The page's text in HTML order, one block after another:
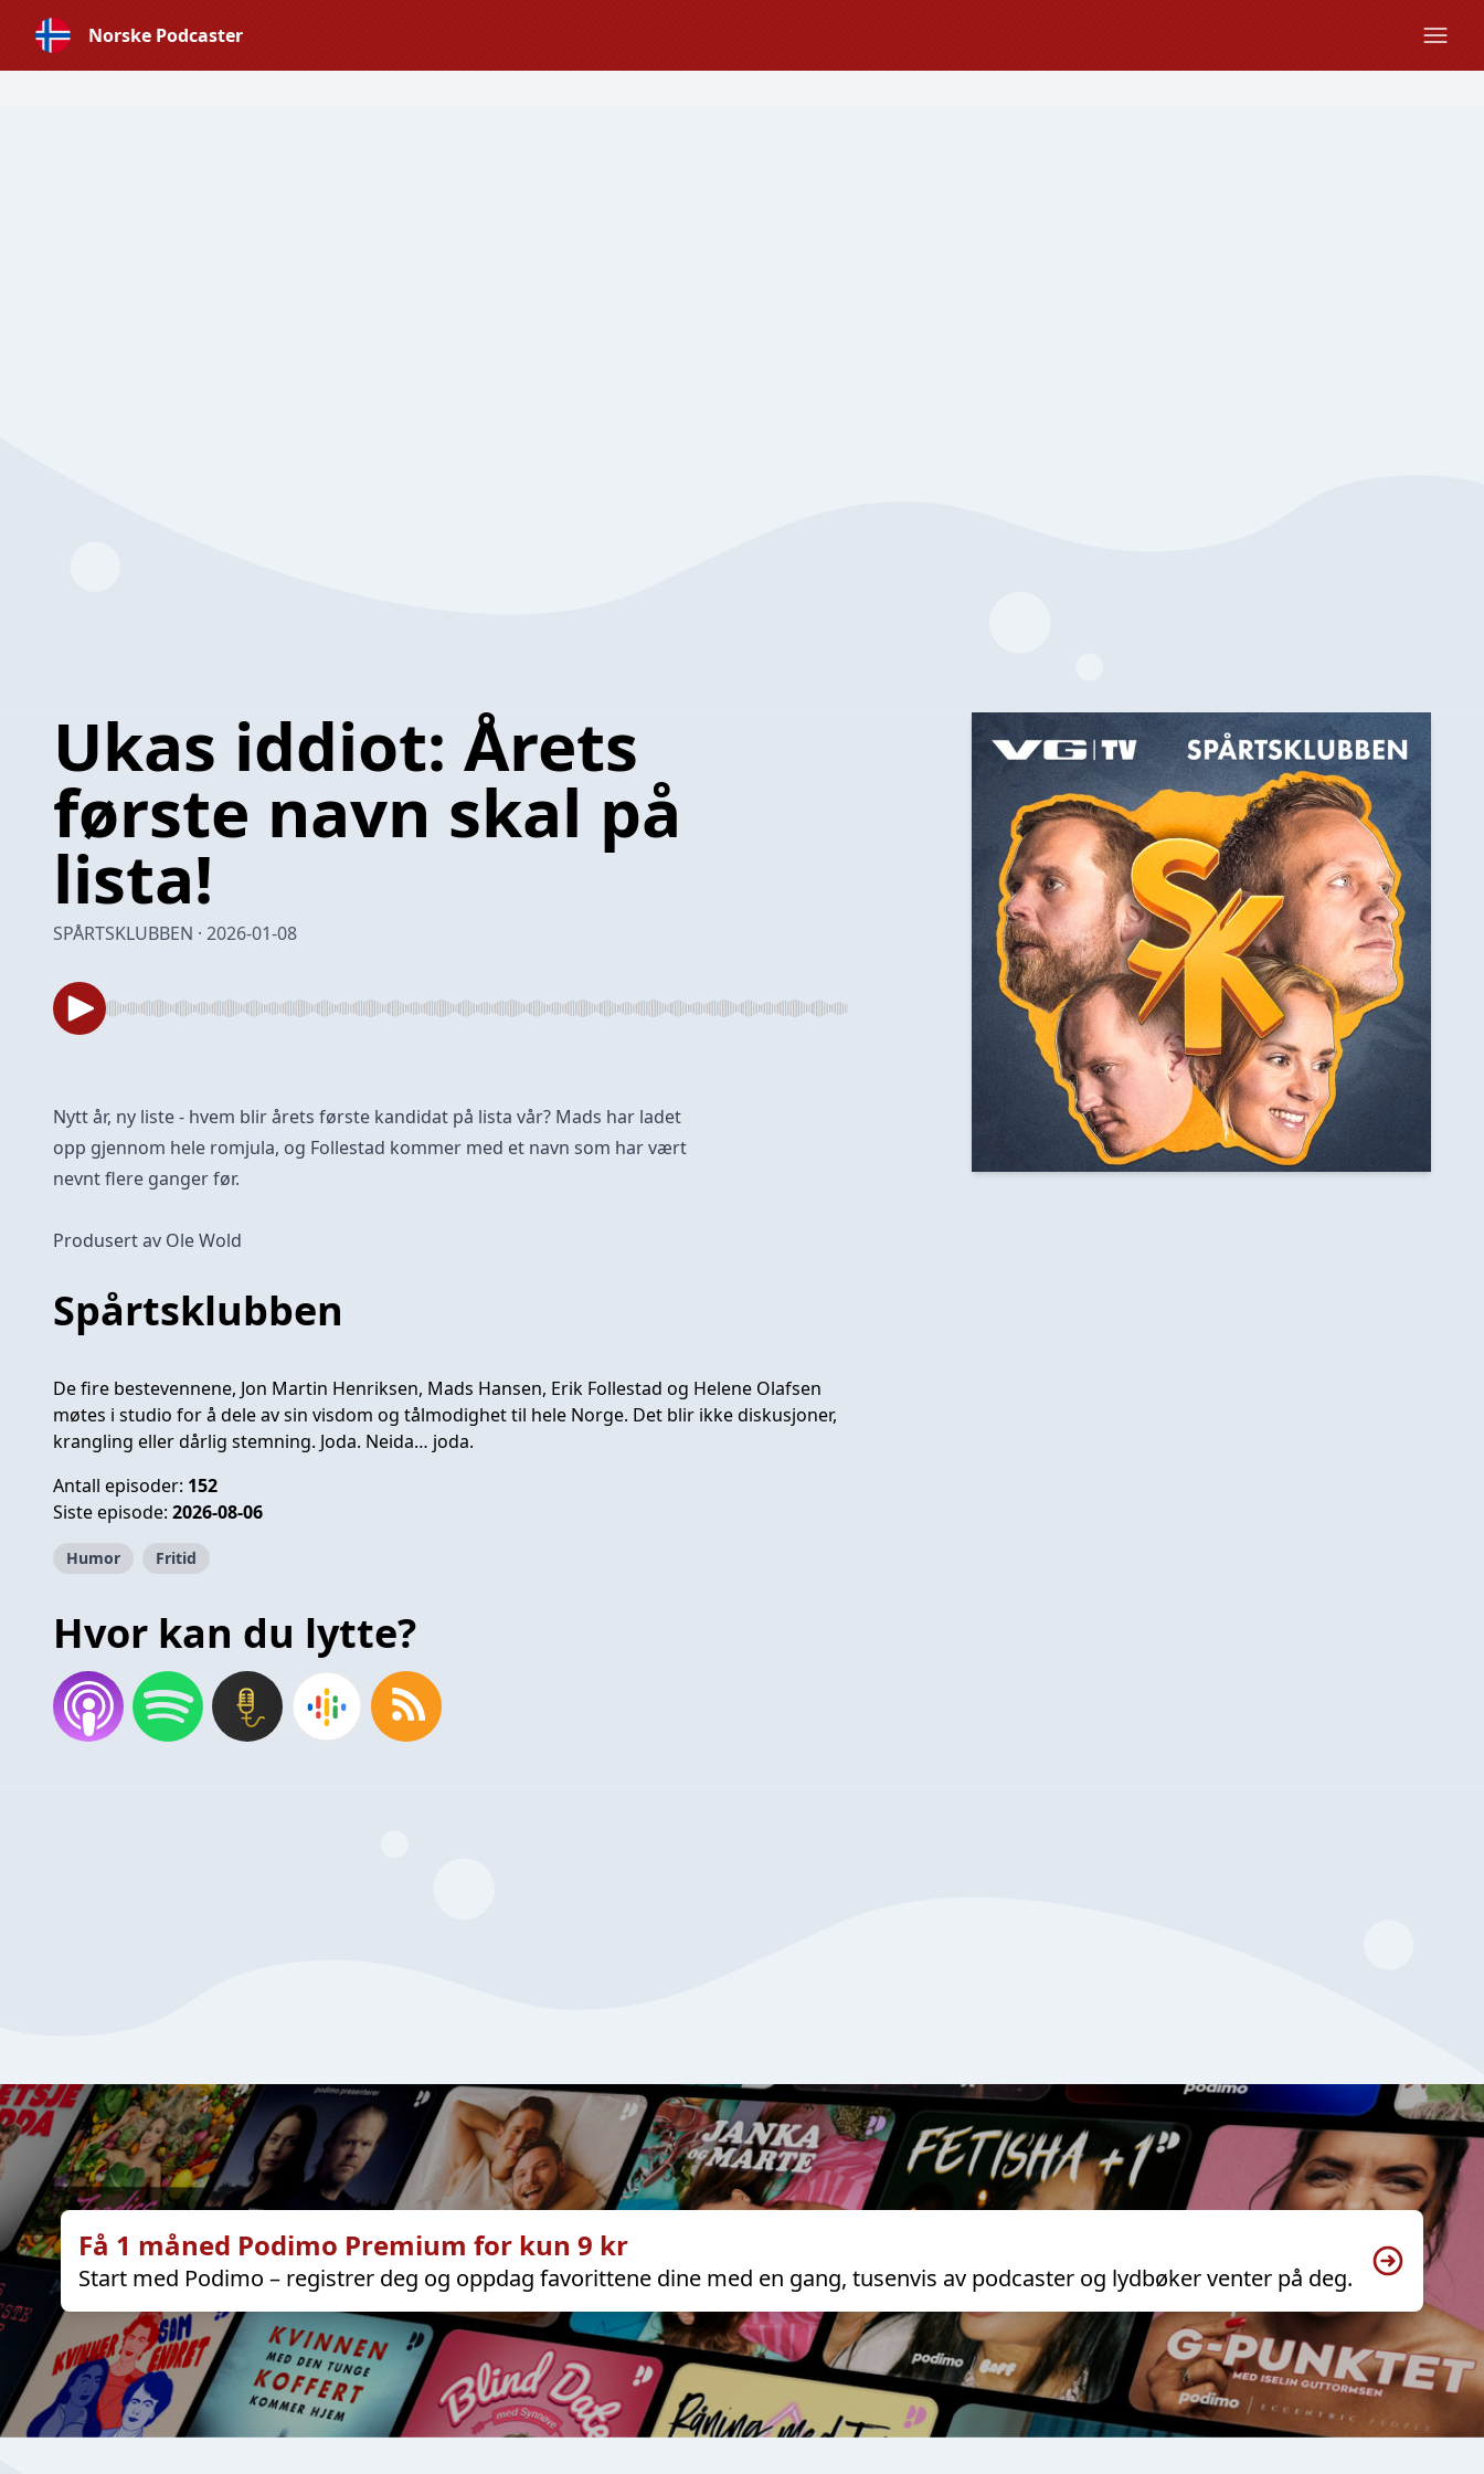
Norske Podcaster
Ukas iddiot: Årets
første navn skal på
lista!
SPÅRTSKLUBBEN · 2026-01-08
Nytt år, ny liste - hvem blir årets første kandidat på lista vår? Mads har ladet
opp gjennom hele romjula, og Follestad kommer med et navn som har vært
nevnt flere ganger før.
Produsert av Ole Wold
Spårtsklubben
De fire bestevennene, Jon Martin Henriksen, Mads Hansen, Erik Follestad og Helene Olafsen
møtes i studio for å dele av sin visdom og tålmodighet til hele Norge. Det blir ikke diskusjoner,
krangling eller dårlig stemning. Joda. Neida… joda.
Antall episoder: 152
Siste episode: 2026-08-06
Humor Fritid
Hvor kan du lytte?
Få 1 måned Podimo Premium for kun 9 kr
Start med Podimo – registrer deg og oppdag favorittene dine med en gang, tusenvis av podcaster og lydbøker venter på deg.